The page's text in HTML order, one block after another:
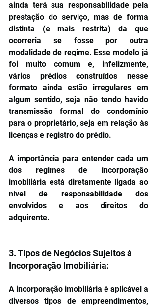
ainda terá sua responsabilidade pela
prestação do serviço, mas de forma
distinta (e mais restrita) da que
ocorreria se fosse por outra
modalidade de regime. Esse modelo já
foi muito comum e, infelizmente,
vários prédios construídos nesse
formato ainda estão irregulares em
algum sentido, seja não tendo havido
transmissão formal do condomínio
para o proprietário, seja em relação às
licenças e registro do prédio.
A importância para entender cada um
dos regimes de incorporação
imobiliária está diretamente ligada ao
nível de responsabilidade dos
envolvidos e aos direitos do
adquirente.
3. Tipos de Negócios Sujeitos à
Incorporação Imobiliária:
A incorporação imobiliária é aplicável a
diversos tipos de empreendimentos,